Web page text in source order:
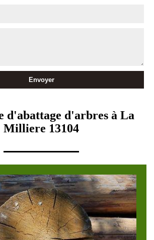
d'abattage d'arbres à La
Milliere 13104